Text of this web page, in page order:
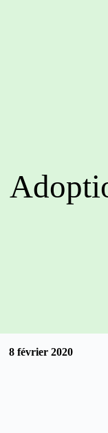
8 février 2020